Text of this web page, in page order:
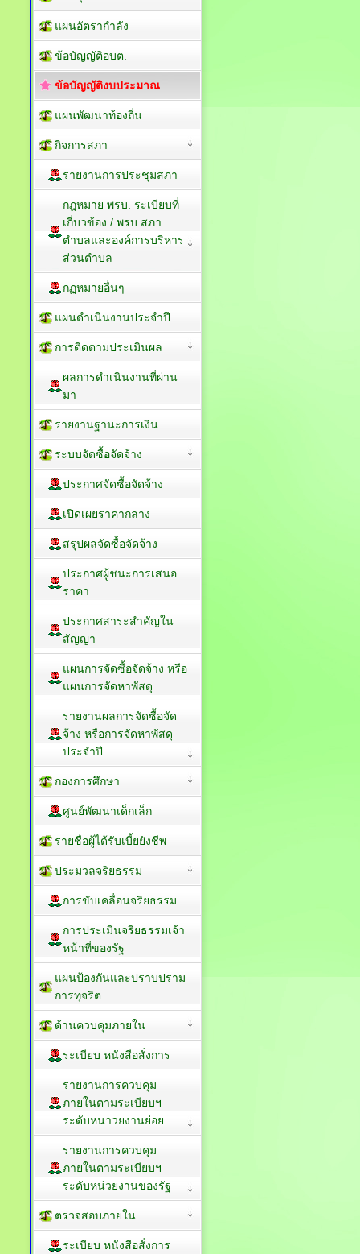
แผนยุทธศาสตร์การพัฒนา
แผนอัตรากำลัง
ข้อบัญญัติอบต.
ข้อบัญญัติงบประมาณ
แผนพัฒนาท้องถิ่น
กิจการสภา
รายงานการประชุมสภา
กฎหมาย พรบ. ระเบียบที่
เกี่บวข้อง / พรบ.สภา
ตำบลและองค์การบริหาร
ส่วนตำบล
กฏหมายอื่นๆ
แผนดำเนินงานประจำปี
การติดตามประเมินผล
ผลการดำเนินงานที่ผ่าน
มา
รายงานฐานะการเงิน
ระบบจัดซื้อจัดจ้าง
ประกาศจัดซื้อจัดจ้าง
เปิดเผยราคากลาง
สรุปผลจัดซื้อจัดจ้าง
ประกาศผู้ชนะการเสนอ
ราคา
ประกาศสาระสำคัญใน
สัญญา
แผนการจัดซื้อจัดจ้าง หรือ
แผนการจัดหาพัสดุ
รายงานผลการจัดซื้อจัด
จ้าง หรือการจัดหาพัสดุ
ประจำปี
กองการศึกษา
ศูนย์พัฒนาเด็กเล็ก
รายชื่อผู้ได้รับเบี้ยยังชีพ
ประมวลจริยธรรม
การขับเคลื่อนจริยธรรม
การประเมินจริยธรรมเจ้า
หน้าที่ของรัฐ
แผนป้องกันและปราบปราม
การทุจริต
ด้านควบคุมภายใน
ระเบียบ หนังสือสั่งการ
รายงานการควบคุม
ภายในตามระเบียบฯ
ระดับหนาวยงานย่อย
รายงานการควบคุม
ภายในตามระเบียบฯ
ระดับหน่วยงานของรัฐ
ตรวจสอบภายใน